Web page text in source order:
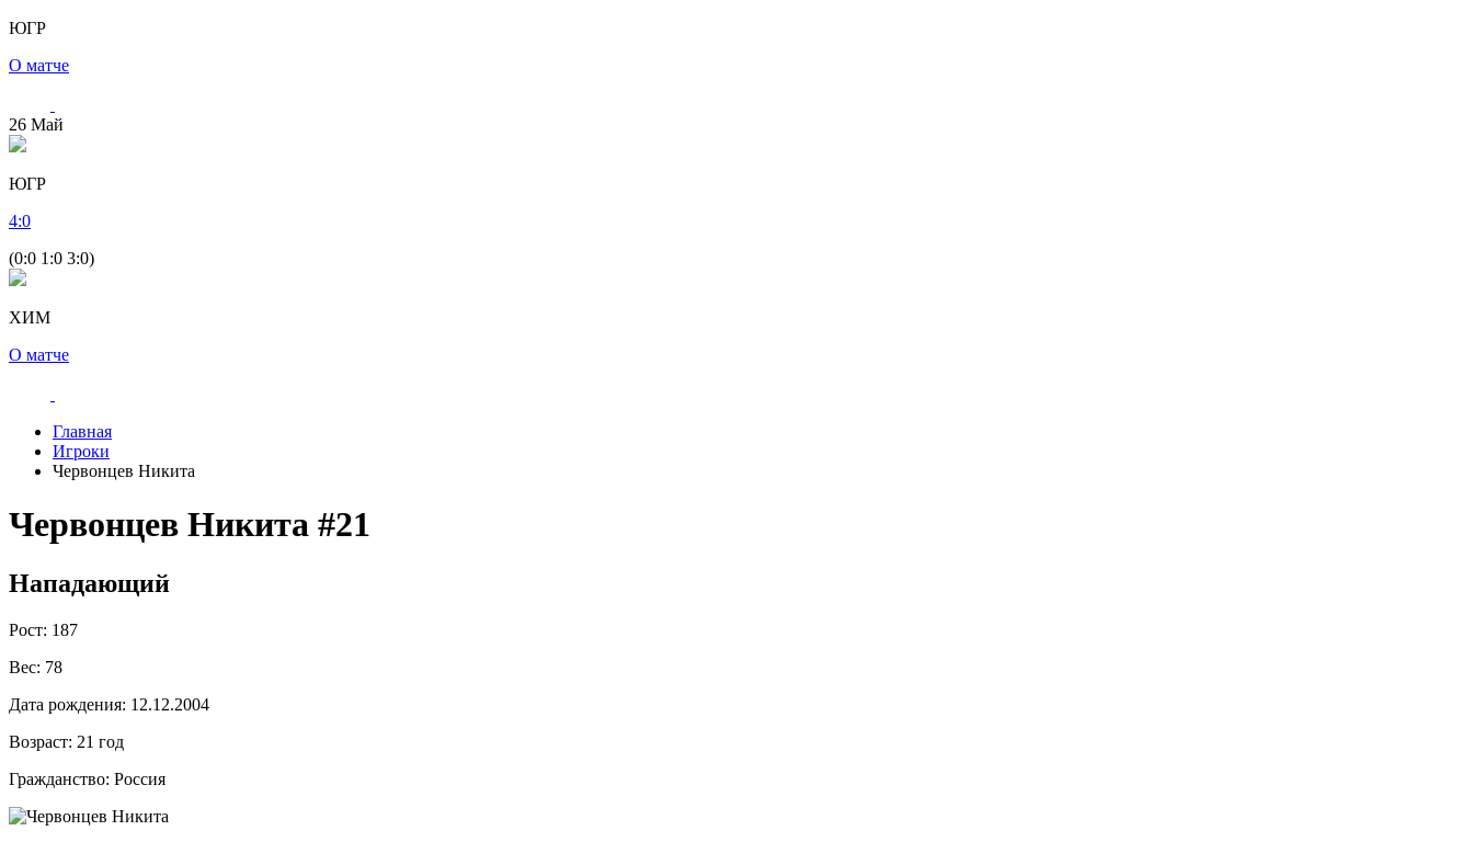
ЮГР
О матче
26 Май
ЮГР
4:0
(0:0 1:0 3:0)
ХИМ
О матче
Главная
Игроки
Червонцев Никита
Червонцев Никита #21
Нападающий
Рост: 187
Вес: 78
Дата рождения: 12.12.2004
Возраст: 21 год
Гражданство: Россия